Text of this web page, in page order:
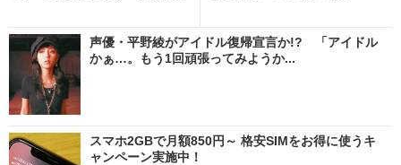
声優・平野綾がアイドル復帰宣言か!? 「アイドル
かぁ…。もう1回頑張ってみようか...
スマホ2GBで月額850円～ 格安SIMをお得に使うキ
ャンペーン実施中！